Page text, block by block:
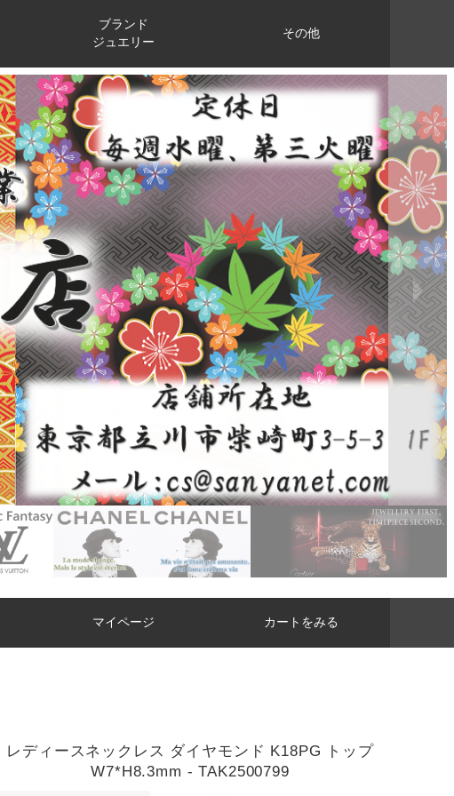
ブランド
ジュエリー
その他
マイページ カートをみる
レディースネックレス ダイヤモンド K18PG トップ
W7*H8.3mm - TAK2500799